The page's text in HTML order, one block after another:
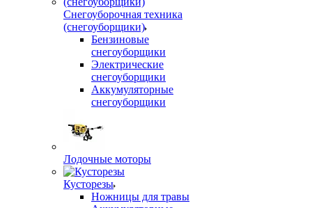
Снегоуборочная техника
(снегоуборщики)
Бензиновые
снегоуборщики
Электрические
снегоуборщики
Аккумуляторные
снегоуборщики
Лодочные моторы
Кусторезы
Ножницы для травы